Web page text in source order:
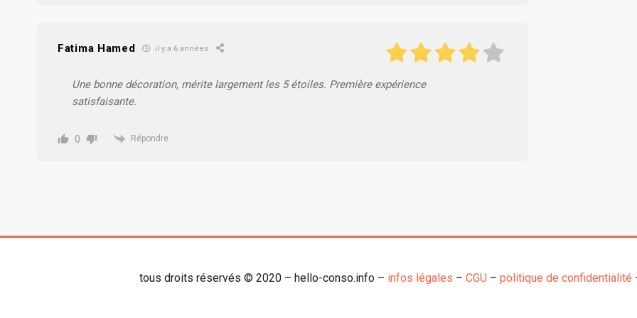
Fatima Hamed il y a 6 années
Une bonne décoration, mérite largement les 5 étoiles. Première expérience
satisfaisante.
0 Répondre
tous droits réservés © 2020 – hello-conso.info – infos légales – CGU – politique de confidentialité